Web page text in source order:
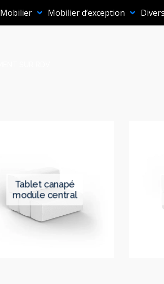
Mobilier Mobilier d’exception Divers
tablet canapé
module central